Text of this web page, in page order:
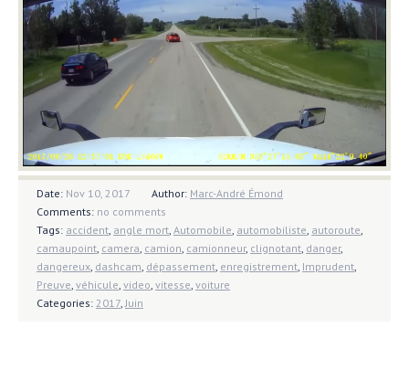
Date: Nov 10, 2017 Author: Marc-André Émond
Comments: no comments
Tags: accident angle mort Automobile automobiliste autoroute
camaupoint camera camion camionneur, clignotant danger,
dangereux dashcam dépassement enregistrement Imprudent
Preuve véhicule video vitesse voiture
Categories: 2017 Juin